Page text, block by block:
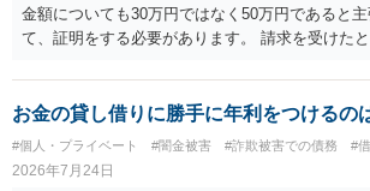
金額についても30万円ではなく50万円であると
て、証明をする必要があります。 請求を受けた
れることになるでしょう。 請求があるまでは、
を起こす必要はないかと思います。
お金の貸し借りに勝手に年利をつけるの
#個人・プライベート #闇金被害 #詐欺被害での債務 #
2026年7月24日